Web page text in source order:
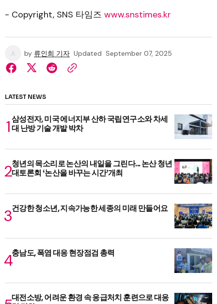
- Copyright, SNS 타임즈 www.snstimes.kr
by 류인희 기자 Updated September 07, 2025
LATEST NEWS
삼성전자, 미국 에너지부 산하 국립연구소와 차세
대 난방 기술 개발 박차
청년의 목소리로 논산의 내일을 그린다... 논산 청년
대토론회 ‘논산을 바꾸는 시간’개최
건강한 청소년, 지속가능한 세종의 미래 만들어요
충남도, 폭염 대응 현장점검 총력
대전소방, 어려운 환경 속 응급처치 훈련으로 대응